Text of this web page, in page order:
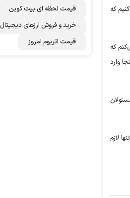
که
که
وارد
لازم
قیمت لحظه ای بیت کوین
خرید و فروش ارزهای دیجیتال
قیمت اتریوم امروز